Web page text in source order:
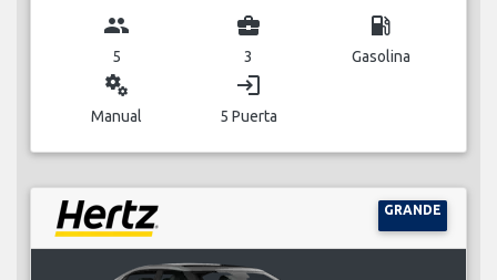
group
5
business_center
3
local_gas_station
Gasolina
miscellaneous_services
Manual
login
5 Puerta
GRANDE